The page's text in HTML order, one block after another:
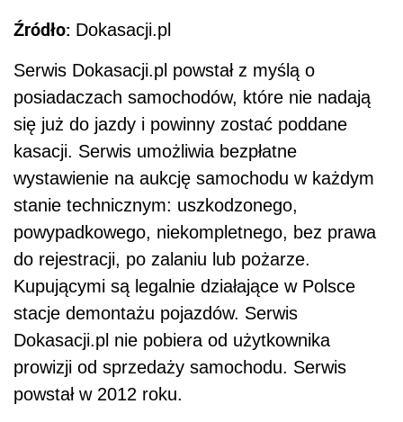
Źródło: Dokasacji.pl
Serwis Dokasacji.pl powstał z myślą o
posiadaczach samochodów, które nie nadają
się już do jazdy i powinny zostać poddane
kasacji. Serwis umożliwia bezpłatne
wystawienie na aukcję samochodu w każdym
stanie technicznym: uszkodzonego,
powypadkowego, niekompletnego, bez prawa
do rejestracji, po zalaniu lub pożarze.
Kupującymi są legalnie działające w Polsce
stacje demontażu pojazdów. Serwis
Dokasacji.pl nie pobiera od użytkownika
prowizji od sprzedaży samochodu. Serwis
powstał w 2012 roku.